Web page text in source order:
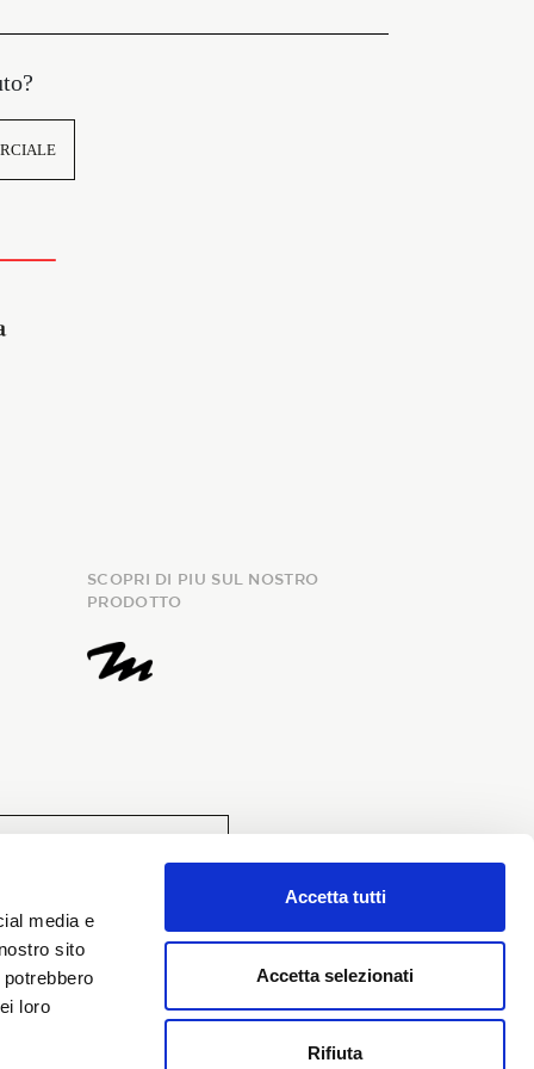
media e
sito
loro
Accetta tutti
Accetta selezionati
Rifiuta
SCOPRI DI PIU SUL NOSTRO
PRODOTTO
e richiedo l’iscrizione alla